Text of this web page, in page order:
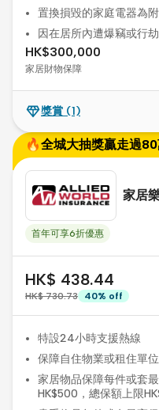
置換損毀的家庭電器為
因在居所內遭爆竊或行
HK$300,000
家居財物保障
獎賞 (1)
🔥全城大抽獎贏走過80
家居
首年可享6折優惠
HK$ 438.44
HK$ 730.73 40% off
特設24小時支援熱線
保障自住物業或租住單位
家居物品保障每件或套
HK$500，總保額上限